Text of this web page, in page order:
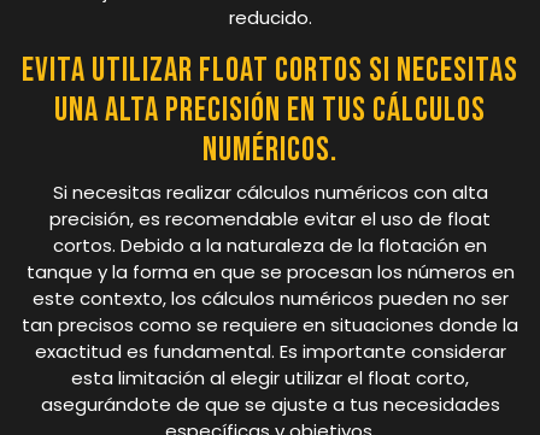
reducido.
Evita utilizar float cortos si necesitas
una alta precisión en tus cálculos
numéricos.
Si necesitas realizar cálculos numéricos con alta
precisión, es recomendable evitar el uso de float
cortos. Debido a la naturaleza de la flotación en
tanque y la forma en que se procesan los números en
este contexto, los cálculos numéricos pueden no ser
tan precisos como se requiere en situaciones donde la
exactitud es fundamental. Es importante considerar
esta limitación al elegir utilizar el float corto,
asegurándote de que se ajuste a tus necesidades